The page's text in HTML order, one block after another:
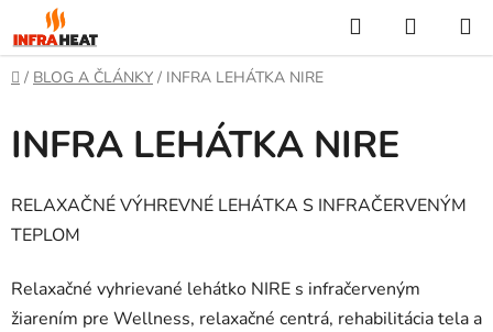
Prejsť
na
obsah
Hľadať
KOŠÍK
Domov
/ BLOG A ČLÁNKY / INFRA LEHÁTKA NIRE
INFRA LEHÁTKA NIRE
RELAXAČNÉ VÝHREVNÉ LEHÁTKA S INFRAČERVENÝM
TEPLOM
Relaxačné vyhrievané lehátko NIRE s infračerveným
žiarením pre Wellness, relaxačné centrá, rehabilitácia tela a